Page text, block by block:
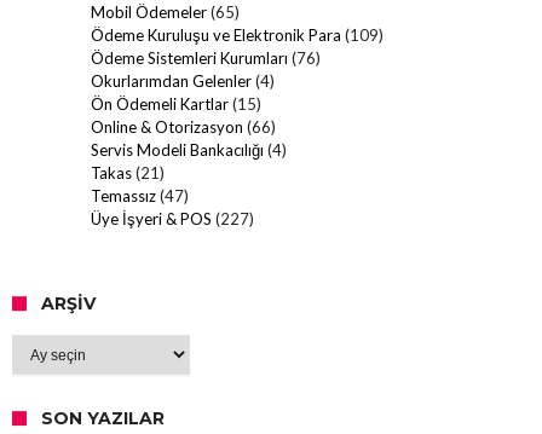
Mobil Ödemeler(65)
Ödeme Kuruluşu ve Elektronik Para (109)
Ödeme Sistemleri Kurumları (76)
Okurlarımdan Gelenler(4)
Ön Ödemeli Kartlar(15)
Online & Otorizasyon (66)
Servis Modeli Bankacılığı (4)
Takas(21)
Temassız(47)
Üye İşyeri & POS (227)
ARŞIV
SON YAZILAR